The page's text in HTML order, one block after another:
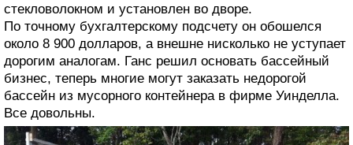
стекловолокном и установлен во дворе.
По точному бухгалтерскому подсчету он обошелся
около 8 900 долларов, а внешне нисколько не уступает
дорогим аналогам. Ганс решил основать бассейный
бизнес, теперь многие могут заказать недорогой
бассейн из мусорного контейнера в фирме Уинделла.
Все довольны.